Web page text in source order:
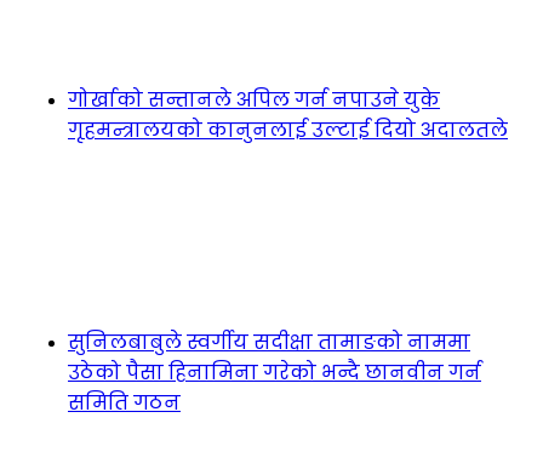
गोर्खाको सन्तानले अपिल गर्न नपाउने युके
गृहमन्त्रालयको कानुनलाई उल्टाई दियो अदालतले
सुनिलबाबुले स्वर्गीय सदीक्षा तामाङको नाममा
उठेको पैसा हिनामिना गरेको भन्दै छानवीन गर्न
समिति गठन